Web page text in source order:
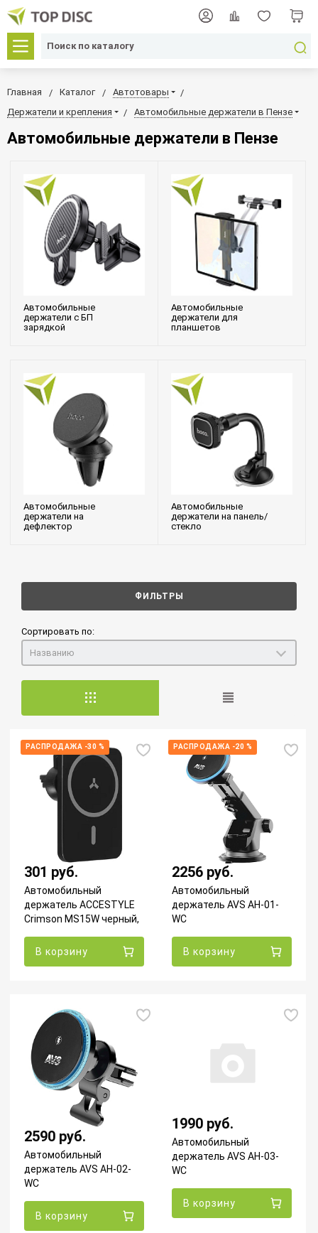
Главная Каталог
Автотовары
Держатели и крепления
Автомобильные держатели в Пензе
Автомобильные держатели в Пензе
Автомобильные
держатели c БП
зарядкой
Автомобильные
держатели для
планшетов
Автомобильные
держатели на
дефлектор
Автомобильные
держатели на панель/
стекло
ФИЛЬТРЫ
Сортировать по:
Названию
РАСПРОДАЖА -30 %
301 руб.
Автомобильный
держатель ACCESTYLE
Crimson MS15W черный,
В корзину
РАСПРОДАЖА -20 %
2256 руб.
Автомобильный
держатель AVS AH-01-
WC
В корзину
2590 руб.
Автомобильный
держатель AVS AH-02-
WC
В корзину
1990 руб.
Автомобильный
держатель AVS AH-03-
WC
В корзину